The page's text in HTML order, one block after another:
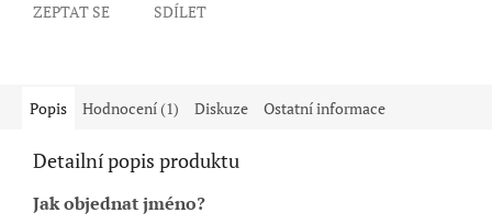
ZEPTAT SE SDÍLET
Popis Hodnocení (1) Diskuze Ostatní informace
Detailní popis produktu
Jak objednat jméno?